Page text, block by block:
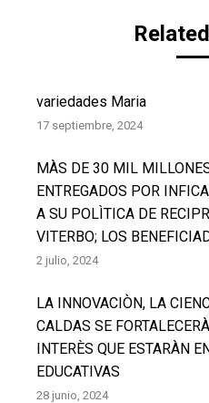
variedades Maria
17 septiembre, 2024
MÀS DE 30 MIL
ENTREGADOS POR
A SU POLÌTICA DE
VITERBO; LOS
2 julio, 2024
LA INNOVACIÒN, LA
CALDAS SE
INTERÈS QUE ESTARÀN
EDUCATIVAS
28 junio, 2024